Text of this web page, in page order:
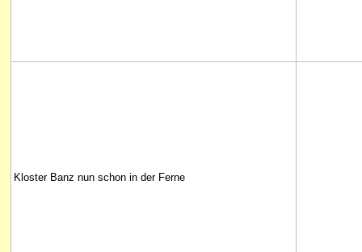
Kloster Banz nun schon in der Ferne